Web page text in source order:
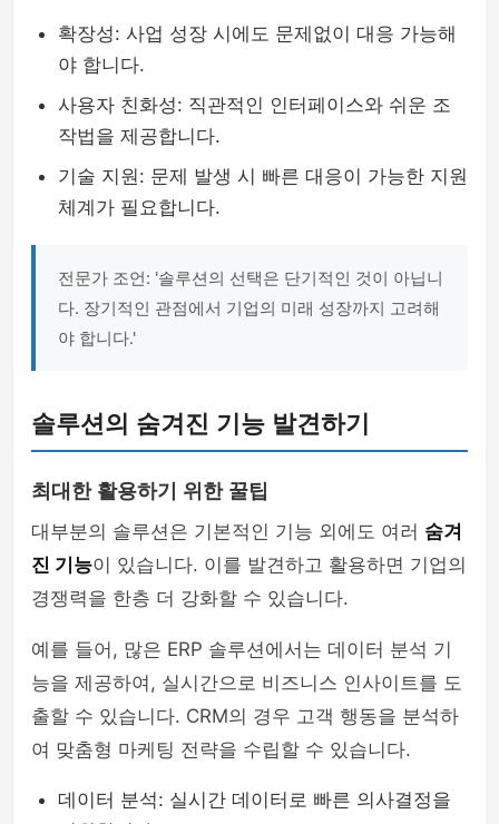
확장성: 사업 성장 시에도 문제없이 대응 가능해
야 합니다.
사용자 친화성: 직관적인 인터페이스와 쉬운 조
작법을 제공합니다.
기술 지원: 문제 발생 시 빠른 대응이 가능한 지원
체계가 필요합니다.
전문가 조언: '솔루션의 선택은 단기적인 것이 아닙니
다. 장기적인 관점에서 기업의 미래 성장까지 고려해
야 합니다.'
솔루션의 숨겨진 기능 발견하기
최대한 활용하기 위한 꿀팁
대부분의 솔루션은 기본적인 기능 외에도 여러 숨겨
진 기능이 있습니다. 이를 발견하고 활용하면 기업의
경쟁력을 한층 더 강화할 수 있습니다.
예를 들어, 많은 ERP 솔루션에서는 데이터 분석 기
능을 제공하여, 실시간으로 비즈니스 인사이트를 도
출할 수 있습니다. CRM의 경우 고객 행동을 분석하
여 맞춤형 마케팅 전략을 수립할 수 있습니다.
데이터 분석: 실시간 데이터로 빠른 의사결정을